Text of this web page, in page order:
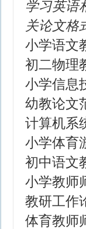
学习英语
关论文格
小学语文
初二物理
小学信息
幼教论文
计算机系
小学体育
初中语文
小学教师
教研工作
体育教师